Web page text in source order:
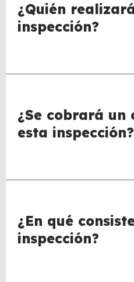
¿Quién
inspección?
¿Se cobrará un
esta inspección?
¿En qué
inspección?